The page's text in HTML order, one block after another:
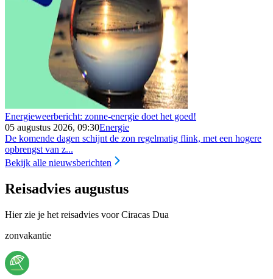
Energieweerbericht: zonne-energie doet het goed!
05 augustus 2026, 09:30Energie
De komende dagen schijnt de zon regelmatig flink, met een hogere
opbrengst van z...
Bekijk alle nieuwsberichten
Reisadvies augustus
Hier zie je het reisadvies voor Ciracas Dua
zonvakantie